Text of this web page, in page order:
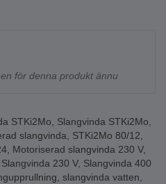
för denna produkt ännu
STKi2Mo, Slangvinda STKi2Mo,
slangvinda, STKi2Mo 80/12,
, Motoriserad slangvinda 230 V,
Slangvinda 230 V, Slangvinda 400
, slangvinda vatten,